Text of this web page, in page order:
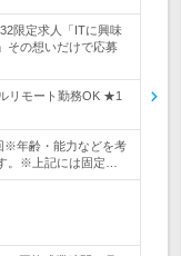
限定求人「ITに興味
その想いだけで応募
リモート勤務OK ★1
※年齢・能力などを考
。※上記には固定…